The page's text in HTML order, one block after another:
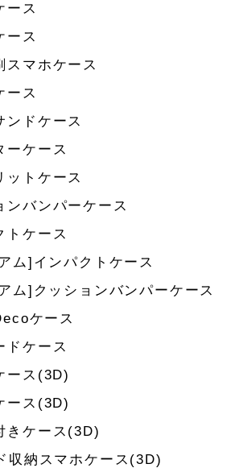
ース
ース
スマホケース
ース
ンドケース
ーケース
ットケース
ンバンパーケース
トケース
ム]インパクトケース
ム]クッションバンパーケース
ケース
ドケース
ース(3D)
ース(3D)
きケース(3D)
収納スマホケース(3D)